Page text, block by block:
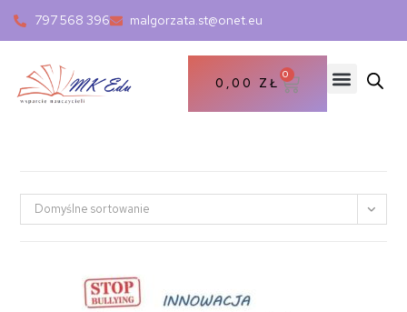
797 568 396 malgorzata.st@onet.eu
0,00 ZŁ
0
Domyślne sortowanie